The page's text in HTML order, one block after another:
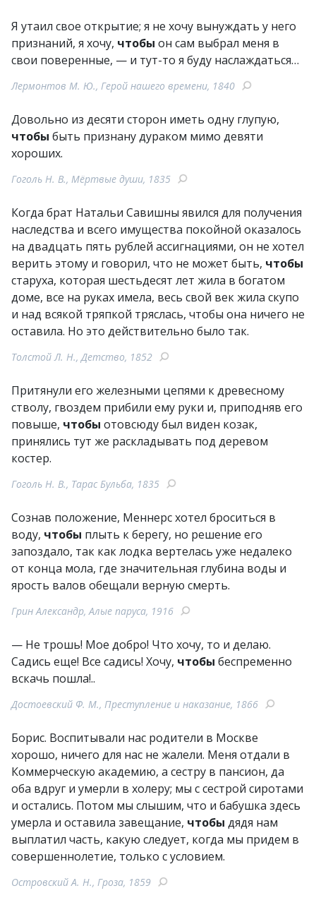
Я утаил свое открытие; я не хочу вынуждать у него
признаний, я хочу, чтобы он сам выбрал меня в
свои поверенные, — и тут-то я буду наслаждаться…
Лермонтов М. Ю., Герой нашего времени, 1840
Довольно из десяти сторон иметь одну глупую,
чтобы быть признану дураком мимо девяти
хороших.
Гоголь Н. В., Мёртвые души, 1835
Когда брат Натальи Савишны явился для получения
наследства и всего имущества покойной оказалось
на двадцать пять рублей ассигнациями, он не хотел
верить этому и говорил, что не может быть, чтобы
старуха, которая шестьдесят лет жила в богатом
доме, все на руках имела, весь свой век жила скупо
и над всякой тряпкой тряслась, чтобы она ничего не
оставила. Но это действительно было так.
Толстой Л. Н., Детство, 1852
Притянули его железными цепями к древесному
стволу, гвоздем прибили ему руки и, приподняв его
повыше, чтобы отовсюду был виден козак,
принялись тут же раскладывать под деревом
костер.
Гоголь Н. В., Тарас Бульба, 1835
Сознав положение, Меннерс хотел броситься в
воду, чтобы плыть к берегу, но решение его
запоздало, так как лодка вертелась уже недалеко
от конца мола, где значительная глубина воды и
ярость валов обещали верную смерть.
Грин Александр, Алые паруса, 1916
— Не трошь! Мое добро! Что хочу, то и делаю.
Садись еще! Все садись! Хочу, чтобы беспременно
вскачь пошла!..
Достоевский Ф. М., Преступление и наказание, 1866
Борис. Воспитывали нас родители в Москве
хорошо, ничего для нас не жалели. Меня отдали в
Коммерческую академию, а сестру в пансион, да
оба вдруг и умерли в холеру; мы с сестрой сиротами
и остались. Потом мы слышим, что и бабушка здесь
умерла и оставила завещание, чтобы дядя нам
выплатил часть, какую следует, когда мы придем в
совершеннолетие, только с условием.
Островский А. Н., Гроза, 1859